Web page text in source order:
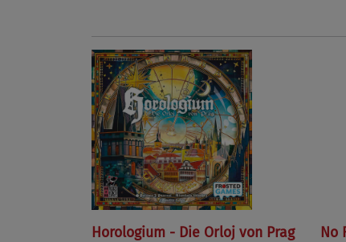
Horologium - Die Orloj von Prag
No